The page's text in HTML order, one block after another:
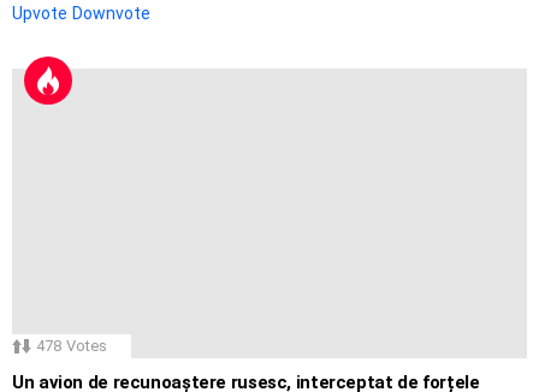
Upvote Downvote
478 Votes
Un avion de recunoaștere rusesc, interceptat de forțele